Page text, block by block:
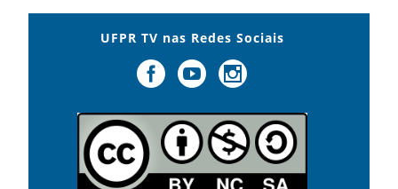
UFPR TV nas Redes Sociais